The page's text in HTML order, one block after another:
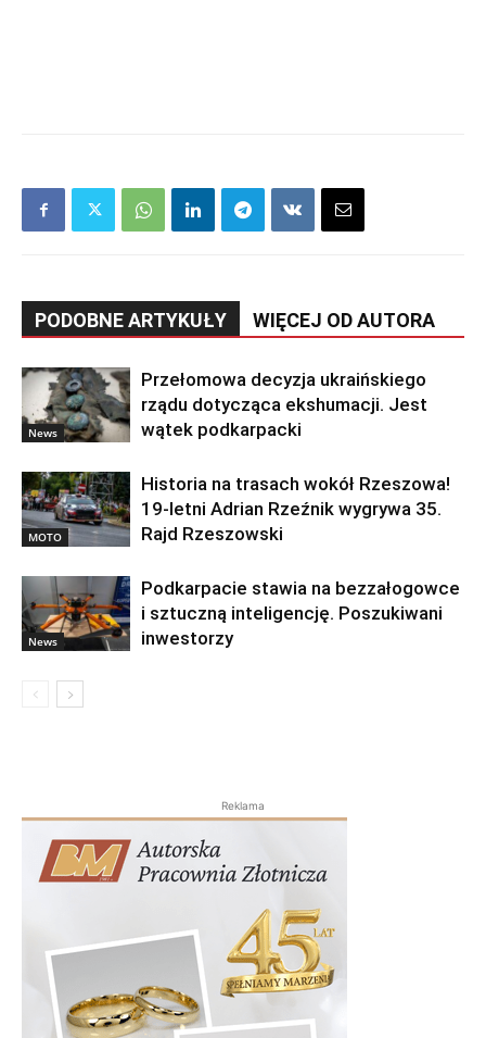
PODOBNE ARTYKUŁY WIĘCEJ OD AUTORA
News
Przełomowa decyzja ukraińskiego
rządu dotycząca ekshumacji. Jest
wątek podkarpacki
MOTO
Historia na trasach wokół Rzeszowa!
19-letni Adrian Rzeźnik wygrywa 35.
Rajd Rzeszowski
News
Podkarpacie stawia na bezzałogowce
i sztuczną inteligencję. Poszukiwani
inwestorzy
Reklama